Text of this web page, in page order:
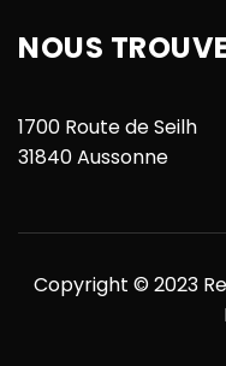
NOUS
1700 Route de Seilh
31840 Aussonne
Copyright © 2023